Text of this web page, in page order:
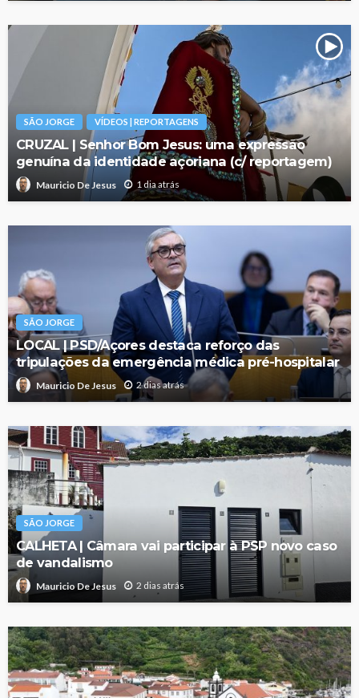
SÃO JORGE VÍDEOS | REPORTAGENS
CRUZAL | Senhor Bom Jesus: uma expressão
genuína da identidade açoriana (c/ reportagem)
Mauricio De Jesus 1 dia atrás
SÃO JORGE
LOCAL | PSD/Açores destaca reforço das
tripulações da emergência médica pré-hospitalar
Mauricio De Jesus 2 dias atrás
SÃO JORGE
CALHETA | Câmara vai participar à PSP novo caso
de vandalismo
Mauricio De Jesus 2 dias atrás